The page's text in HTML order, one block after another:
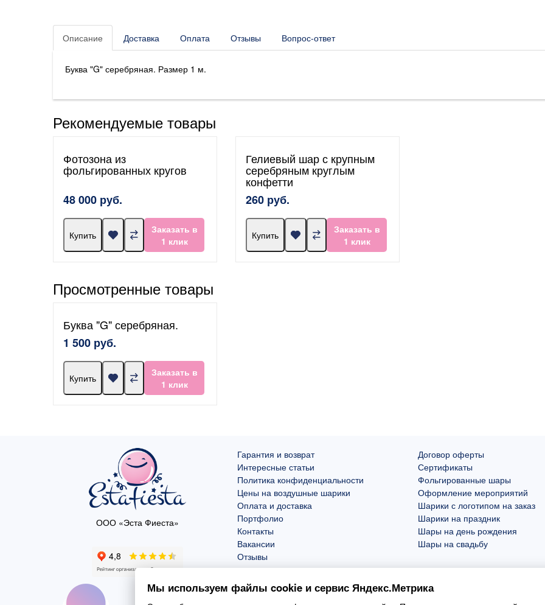
Описание Доставка Оплата Отзывы Вопрос-ответ
Буква "G" серебряная. Размер 1 м.
Рекомендуемые товары
Фотозона из
фольгированных кругов
48 000 руб.
Купить
Заказать в
1 клик
Гелиевый шар с крупным
серебряным круглым
конфетти
260 руб.
Купить
Заказать в
1 клик
Просмотренные товары
Буква "G" серебряная.
1 500 руб.
Купить
Заказать в
1 клик
ООО «Эста Фиеста»
Гарантия и возврат
Интересные статьи
Политика конфиденциальности
Цены на воздушные шарики
Оплата и доставка
Портфолио
Контакты
Вакансии
Отзывы
Договор оферты
Сертификаты
Фольгированные шары
Оформление мероприятий
Шарики с логотипом на заказ
Шарики на праздник
Шары на день рождения
Шары на свадьбу
Мы используем файлы cookie и сервис Яндекс.Метрика